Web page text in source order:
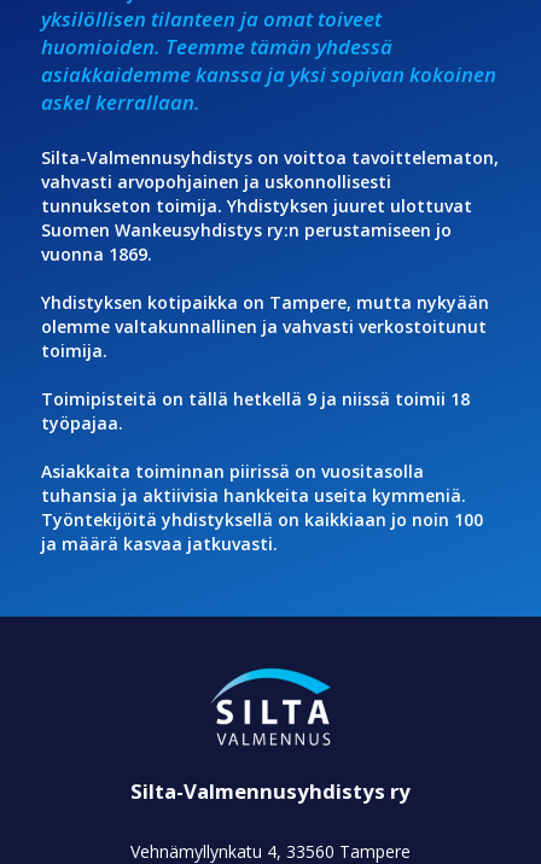
yksilöllisen tilanteen ja omat toiveet
huomioiden. Teemme tämän yhdessä
asiakkaidemme kanssa ja yksi sopivan kokoinen
askel kerrallaan.
Silta-Valmennusyhdistys on voittoa tavoittelematon,
vahvasti arvopohjainen ja uskonnollisesti
tunnukseton toimija. Yhdistyksen juuret ulottuvat
Suomen Wankeusyhdistys ry:n perustamiseen jo
vuonna 1869.
Yhdistyksen kotipaikka on Tampere, mutta nykyään
olemme valtakunnallinen ja vahvasti verkostoitunut
toimija.
Toimipisteitä on tällä hetkellä 9 ja niissä toimii 18
työpajaa.
Asiakkaita toiminnan piirissä on vuositasolla
tuhansia ja aktiivisia hankkeita useita kymmeniä.
Työntekijöitä yhdistyksellä on kaikkiaan jo noin 100
ja määrä kasvaa jatkuvasti.
Silta-Valmennusyhdistys ry
Vehnämyllynkatu 4, 33560 Tampere